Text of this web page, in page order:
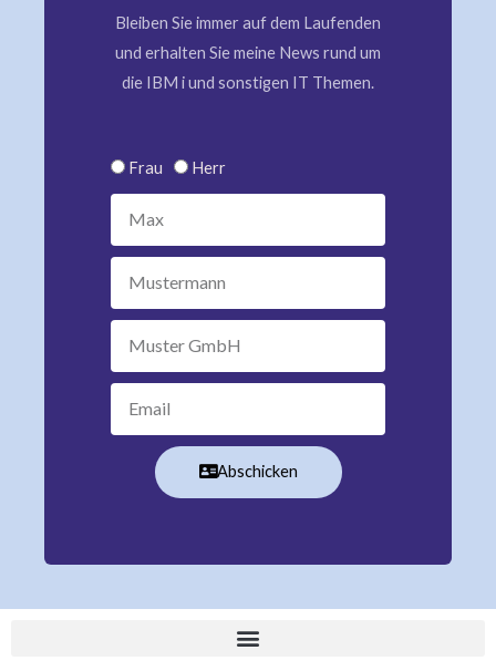
Bleiben Sie immer auf dem Laufenden
und erhalten Sie meine News rund um
die IBM i und sonstigen IT Themen.
Anrede
Frau Herr
Abschicken